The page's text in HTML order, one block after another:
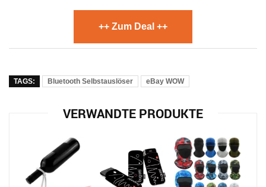
++ Zum Deal ++
TAGS: Bluetooth Selbstauslöser eBay WOW
VERWANDTE PRODUKTE